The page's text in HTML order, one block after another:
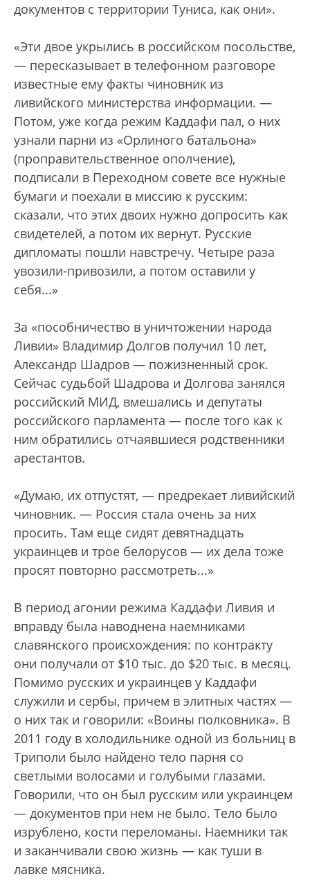
документов с территории Туниса, как они».
«Эти двое укрылись в российском посольстве,
— пересказывает в телефонном разговоре
известные ему факты чиновник из
ливийского министерства информации. —
Потом, уже когда режим Каддафи пал, о них
узнали парни из «Орлиного батальона»
(проправительственное ополчение),
подписали в Переходном совете все нужные
бумаги и поехали в миссию к русским:
сказали, что этих двоих нужно допросить как
свидетелей, а потом их вернут. Русские
дипломаты пошли навстречу. Четыре раза
увозили-привозили, а потом оставили у
себя...»
За «пособничество в уничтожении народа
Ливии» Владимир Долгов получил 10 лет,
Александр Шадров — пожизненный срок.
Сейчас судьбой Шадрова и Долгова занялся
российский МИД, вмешались и депутаты
российского парламента — после того как к
ним обратились отчаявшиеся родственники
арестантов.
«Думаю, их отпустят, — предрекает ливийский
чиновник. — Россия стала очень за них
просить. Там еще сидят девятнадцать
украинцев и трое белорусов — их дела тоже
просят повторно рассмотреть...»
В период агонии режима Каддафи Ливия и
вправду была наводнена наемниками
славянского происхождения: по контракту
они получали от $10 тыс. до $20 тыс. в месяц.
Помимо русских и украинцев у Каддафи
служили и сербы, причем в элитных частях —
о них так и говорили: «Воины полковника». В
2011 году в холодильнике одной из больниц в
Триполи было найдено тело парня со
светлыми волосами и голубыми глазами.
Говорили, что он был русским или украинцем
— документов при нем не было. Тело было
изрублено, кости переломаны. Наемники так
и заканчивали свою жизнь — как туши в
лавке мясника.